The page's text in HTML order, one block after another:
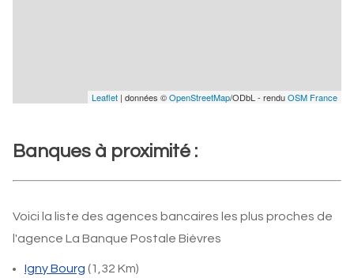
Leaflet | données ©OpenStreetMap/ODbL - renduOSM France
Banques à proximité :
Voici la liste des agences bancaires les plus proches de
l'agence La Banque Postale Bièvres
Igny Bourg (1,32 Km)